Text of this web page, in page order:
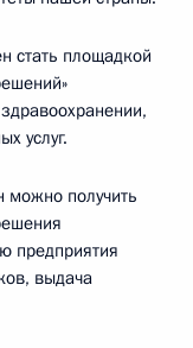
стать площадкой
услуг.
можно получить
предприятия
выдача